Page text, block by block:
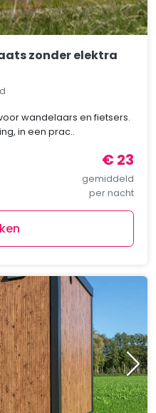
zonder elektra
wandelaars en fietsers.
in een prac..
€ 23
gemiddeld
per nacht